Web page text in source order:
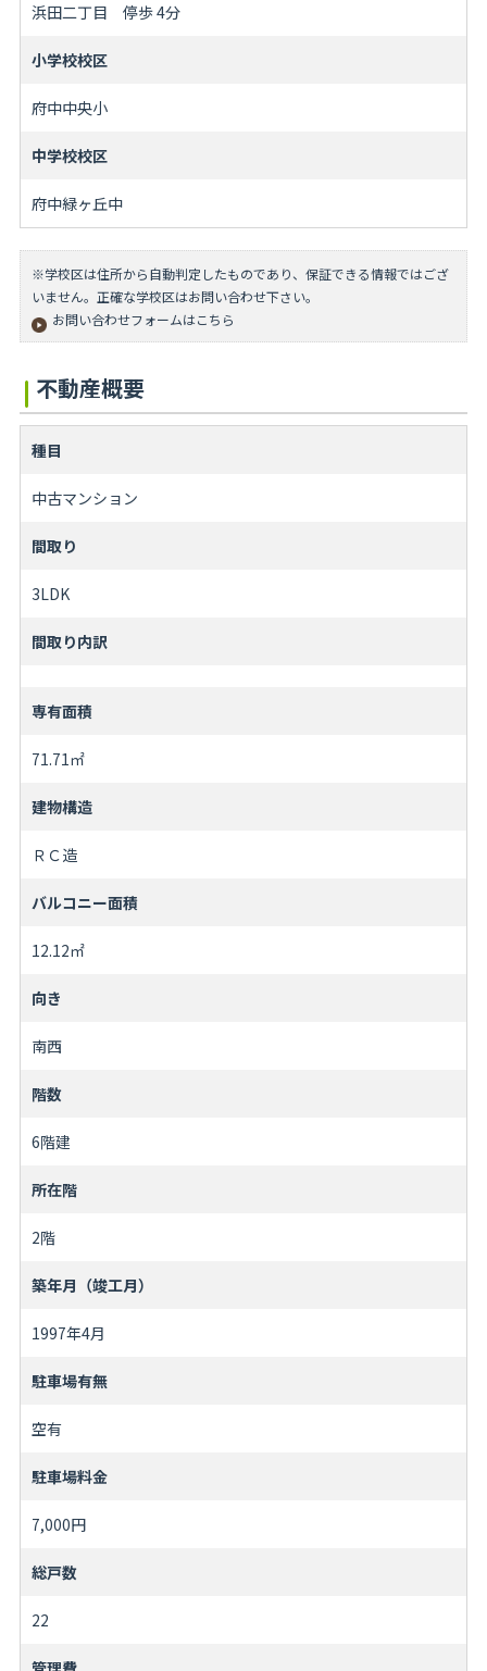
浜田二丁目 停歩 4分
小学校校区
府中中央小
中学校校区
府中緑ヶ丘中
※学校区は住所から自動判定したものであり、保証できる情報ではござ
いません。正確な学校区はお問い合わせ下さい。
お問い合わせフォームはこちら
不動産概要
種目
中古マンション
間取り
3LDK
間取り内訳
専有面積
71.71㎡
建物構造
ＲＣ造
バルコニー面積
12.12㎡
向き
南西
階数
6階建
所在階
2階
築年月（竣工月）
1997年4月
駐車場有無
空有
駐車場料金
7,000円
総戸数
22